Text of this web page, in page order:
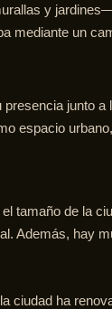
y
mediante un
junto
espacio
tamaño de la
Además, hay
ha